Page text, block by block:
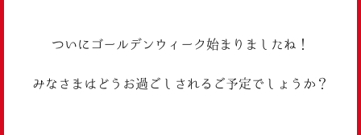
ついにゴールデンウィーク始まりましたね！
みなさまはどうお過ごしされるご予定でしょうか？